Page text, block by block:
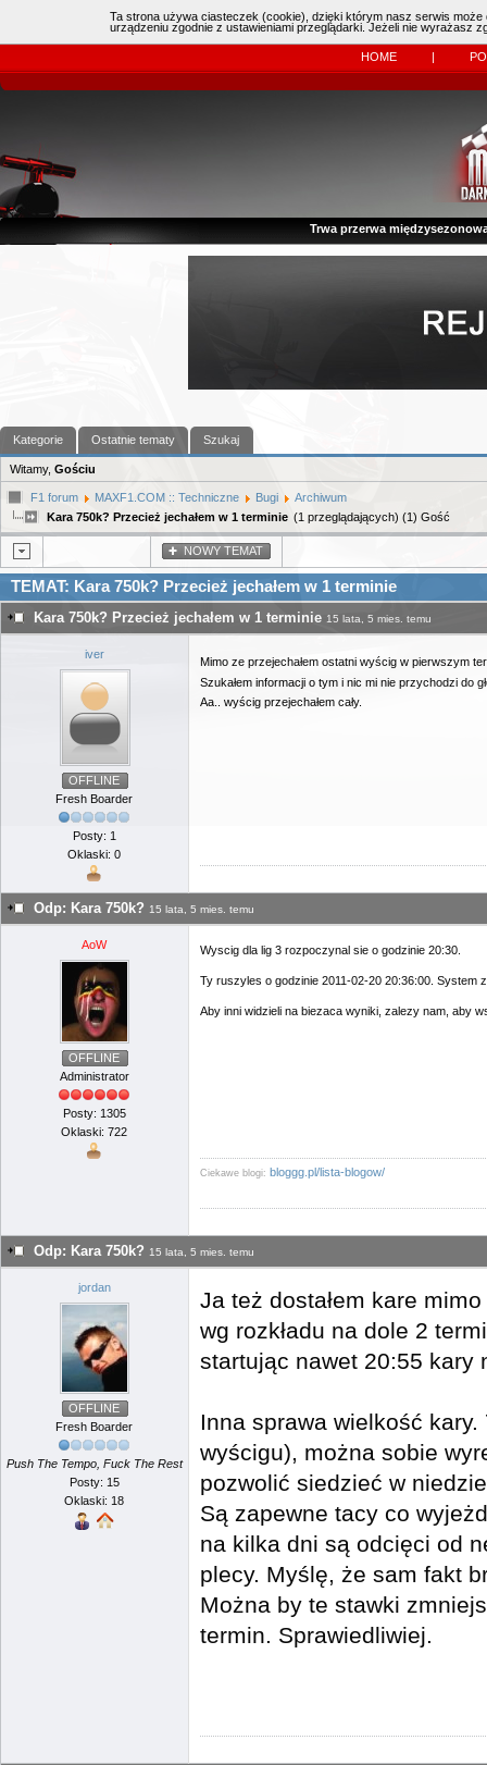
| Kierowcy: 11483dzisiaj: (0)
Online:
HOME |
Trwa przerwa
Kategorie Ostatnie tematy Szukaj
Witamy, Gościu
F1 forum MAXF1.COM :: Techniczne Bugi
Archiwum
Kara 750k? Przecież jechałem w 1 terminie (1 przeglądających) (1) Gość
NOWY TEMAT
TEMAT: Kara 750k? Przecież jechałem w 1 terminie
Kara 750k? Przecież jechałem w 1 terminie 15 lata, 5 mies. temu
iver
OFFLINE
Fresh Boarder
Posty: 1
Oklaski: 0
Mimo ze przejechałem ostatni wyścig w pierwszym
Szukałem informacji o tym i nic mi nie przychodzi do
Aa.. wyścig przejechałem cały.
Odp: Kara 750k? 15 lata, 5 mies. temu
AoW
OFFLINE
Administrator
Posty: 1305
Oklaski: 722
Wyscig dla lig 3 rozpoczynal sie o godzinie 20:30.
Ty ruszyles o godzinie 2011-02-20 20:36:00. System
Aby inni widzieli na biezaca wyniki, zalezy nam, aby
Ciekawe blogi: bloggg.pl/lista-blogow/
Odp: Kara 750k? 15 lata, 5 mies. temu
jordan
OFFLINE
Fresh Boarder
Push The Tempo, Fuck The Rest
Posty: 15
Oklaski: 18
Ja też dostałem kare
wg rozkładu na dole 2
startując nawet 20:55 kary
Inna sprawa wielkość
wyścigu), można sobie
pozwolić siedzieć w
Są zapewne tacy co
na kilka dni są odcięci od
plecy. Myślę, że sam fakt
Można by te stawki
termin. Sprawiedliwiej.
Ta strona używa ciasteczek (cookie), dzięki którym nasz serwis
urządzeniu zgodnie z ustawieniami przeglądarki. Jeżeli nie wyrażasz